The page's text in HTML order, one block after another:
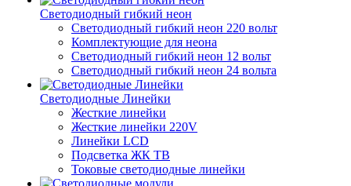
Светодиодный гибкий неон
Светодиодный гибкий неон 220 вольт
Комплектующие для неона
Светодиодный гибкий неон 12 вольт
Светодиодный гибкий неон 24 вольта
Светодиодные Линейки
Жесткие линейки
Жесткие линейки 220V
Линейки LCD
Подсветка ЖК ТВ
Токовые светодиодные линейки